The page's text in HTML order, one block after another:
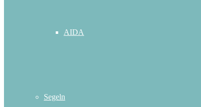
AIDA
Segeln